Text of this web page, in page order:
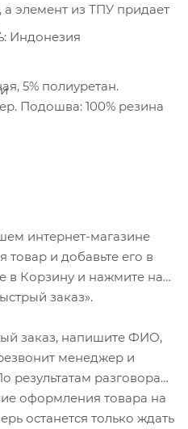
а элемент из ТПУ придает
Индонезия
в пяточной области
5% полиуретан.
Подошва: 100% резина
интернет-магазине
и добавьте его в
в Корзину и нажмите на
заказ».
заказ, напишите ФИО,
менеджер и
результатам разговора
оформления товара на
останется только ждать